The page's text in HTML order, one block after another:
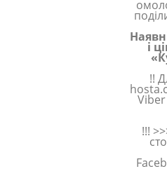
і
!!
!!!